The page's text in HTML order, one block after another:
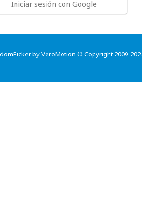
Iniciar sesión con Google
by VeroMotion © Copyright 2009-